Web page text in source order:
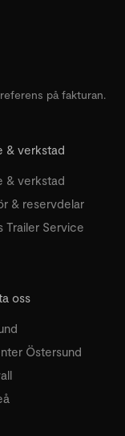
på fakturan.
& verkstad
& verkstad
& reservdelar
Trailer Service
oss
Östersund